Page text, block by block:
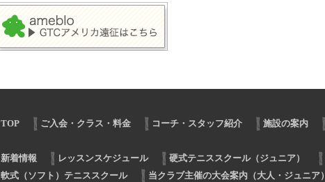
TOP ご入会・クラス・料金 コーチ・スタッフ紹介 施設の案内
新着情報 レッスンスケジュール 硬式テニススクール（ジュニア）
軟式（ソフト）テニススクール
当クラブ主催の大会案内（大人・ジュニア）